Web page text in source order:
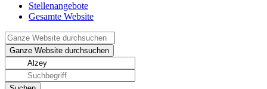
Stellenangebote
Gesamte Website